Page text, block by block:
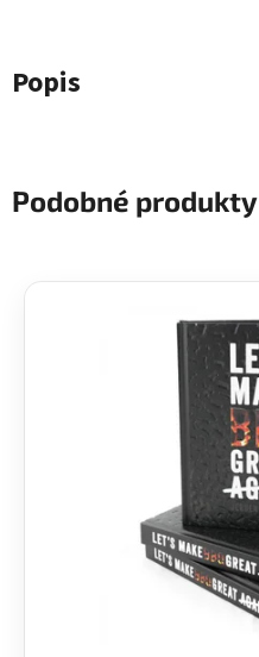
Popis
Podobné produkty